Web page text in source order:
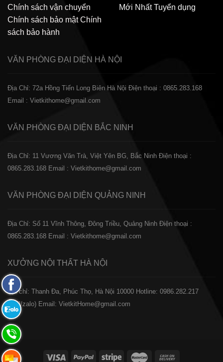
Chính sách vận chuyển
Chính sách bảo mật Chính
sách bảo hành
Mới Nhất Tuyển dụng
VĂN PHÒNG ĐẠI DIỆN HÀ NỘI
Địa Chỉ: 72a Hồng Tiến Long Biên Hà Nội Điện thoại : 0865.283.168
Email : Vietkithome@gmail.com
VĂN PHÒNG ĐẠI DIỆN BẮC NINH
Địa Chỉ: 11 Vương Văn Trà, Việt Yên BG, Bắc Ninh Điện thoại :
0865.283.168 Email : Vietkithome@gmail.com
VĂN PHÒNG ĐẠI DIỆN QUẢNG NINH
Địa Chỉ: Số 11 Vĩnh Thông, Đông Triều, Quảng Ninh Điện thoại :
0865.283.168 Email : Vietkithome@gmail.com
XƯỞNG NỘI THẤT HÀ NỘI
️Địa chỉ: Thanh Đa, Phúc Thọ, Hà Nội 10000 Hotline: 0986.282.217
(Call/zalo) Email: VietkitHome@gmail.com
Fanpage
Facebook
Zalo:
0865.283.168
Hotline:
0865.283.168
Hotline: